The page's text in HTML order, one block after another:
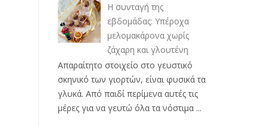
Η συνταγή της
εβδομάδας: Υπέροχα
μελομακάρονα χωρίς
ζάχαρη και γλουτένη
Απαραίτητο στοιχείο στο γευστικό
σκηνικό των γιορτών, είναι φυσικά τα
γλυκά. Από παιδί περίμενα αυτές τις
μέρες για να γευτώ όλα τα νόστιμα ...